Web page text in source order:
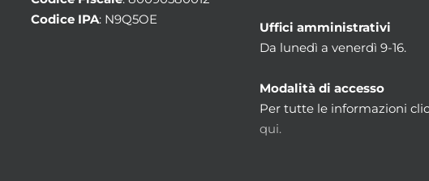
Codice IPA: N9Q5OE
Uffici amministrativi
Da lunedì a venerdì 9-16.
Modalità di accesso
Per tutte le informazioni
qui.